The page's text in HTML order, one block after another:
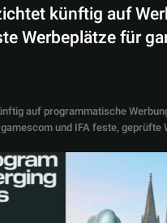
künftig auf
Werbeplätze für
auf programmatische
und IFA feste, geprüfte